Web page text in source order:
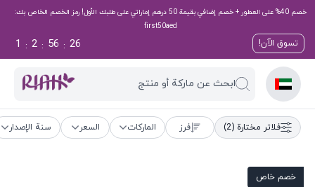
خصم 40% على العطور + خصم إضافي بقيمة 50 درهم إماراتي على طلبك الأول! رمز الخصم الخاص بك:
first50aed
تسوق الآن! 26
:
56
:
2
:
1
ابحث عن ماركة أو منتج
فلاتر مختارة (2) فرز الماركات السعر سنة الإصدار
خصم خاص